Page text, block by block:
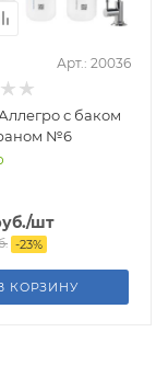
Арт.: 20036
с баком
№6
/шт
-23%
КОРЗИНУ